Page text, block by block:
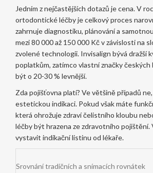
Jedním z nejčastějších dotazů je cena. V
ortodontické léčbyjecelkový proces
zahrnuje diagnostiku, plánování a
mezi 80 000 až 150 000 Kč v závislosti na
zvolené technologii. Invisalign bývá dražší
poplatkům, zatímco vlastní značky
být o 20-30 % levnější.
Zda pojišťovna platí? Ve většině případů
estetickou indikaci. Pokud však máte
která ohrožuje zdraví čelistního kloubu
léčby být hrazena ze zdravotního pojištění.
vystavit indikační listinu od lékaře.
Srovnání tradičních a snímacích rovnátek